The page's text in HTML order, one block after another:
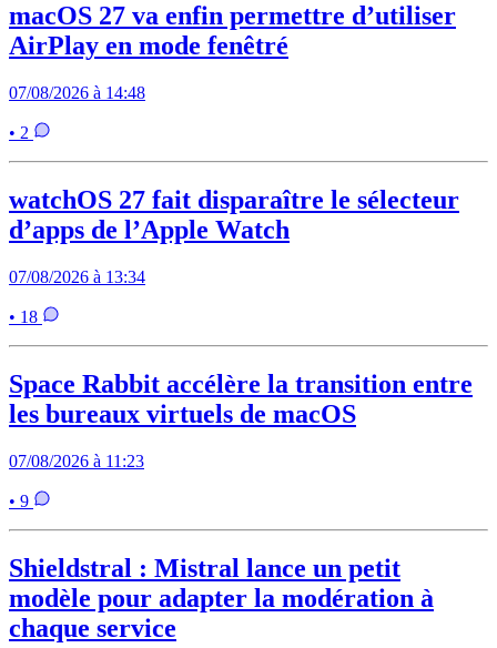
macOS 27 va enfin permettre d’utiliser
AirPlay en mode fenêtré
07/08/2026 à 14:48
• 2
watchOS 27 fait disparaître le sélecteur
d’apps de l’Apple Watch
07/08/2026 à 13:34
• 18
Space Rabbit accélère la transition entre
les bureaux virtuels de macOS
07/08/2026 à 11:23
• 9
Shieldstral : Mistral lance un petit
modèle pour adapter la modération à
chaque service